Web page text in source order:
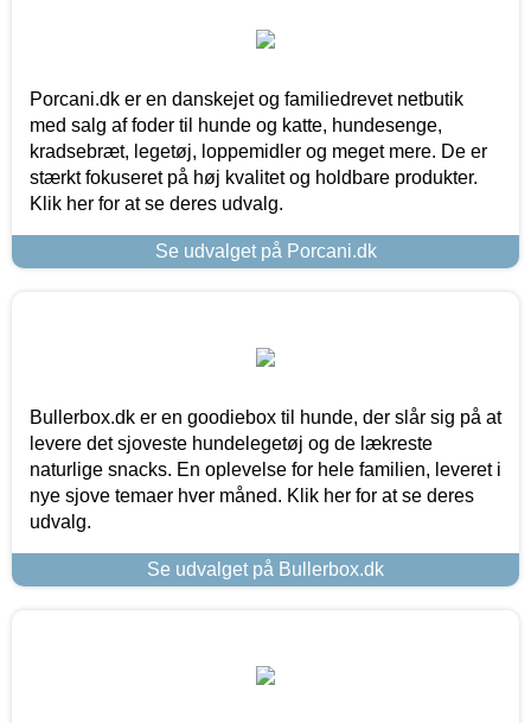
Porcani.dk er en danskejet og familiedrevet netbutik
med salg af foder til hunde og katte, hundesenge,
kradsebræt, legetøj, loppemidler og meget mere. De er
stærkt fokuseret på høj kvalitet og holdbare produkter.
Klik her for at se deres udvalg.
Se udvalget på Porcani.dk
Bullerbox.dk er en goodiebox til hunde, der slår sig på at
levere det sjoveste hundelegetøj og de lækreste
naturlige snacks. En oplevelse for hele familien, leveret i
nye sjove temaer hver måned. Klik her for at se deres
udvalg.
Se udvalget på Bullerbox.dk